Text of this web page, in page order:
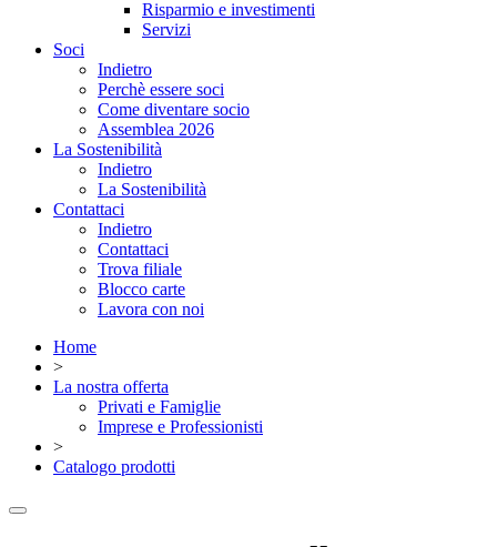
Risparmio e investimenti
Servizi
Soci
Indietro
Perchè essere soci
Come diventare socio
Assemblea 2026
La Sostenibilità
Indietro
La Sostenibilità
Contattaci
Indietro
Contattaci
Trova filiale
Blocco carte
Lavora con noi
Home
>
La nostra offerta
Privati e Famiglie
Imprese e Professionisti
>
Catalogo prodotti